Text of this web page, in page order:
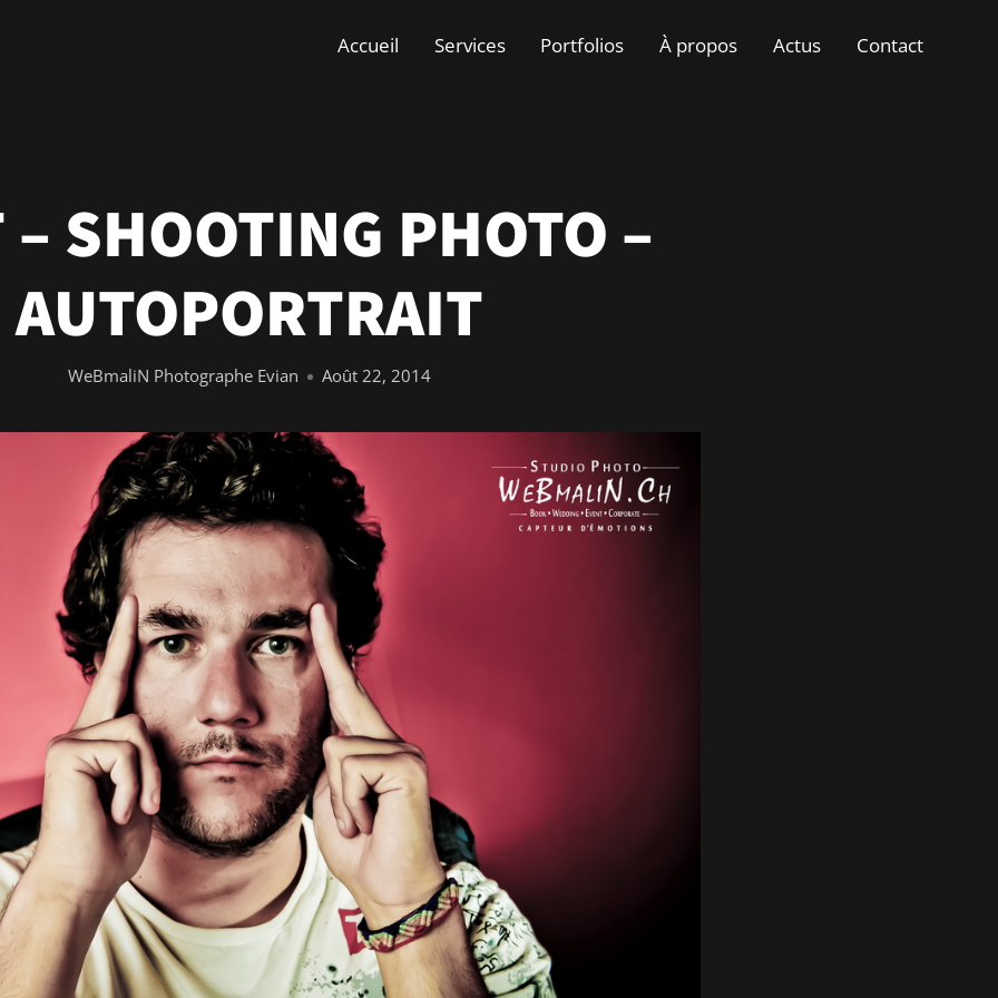
Accueil Services Portfolios À propos Actus Contact
SHOOTING PHOTO –
AUTOPORTRAIT
WeBmaliN Photographe Evian Août 22, 2014